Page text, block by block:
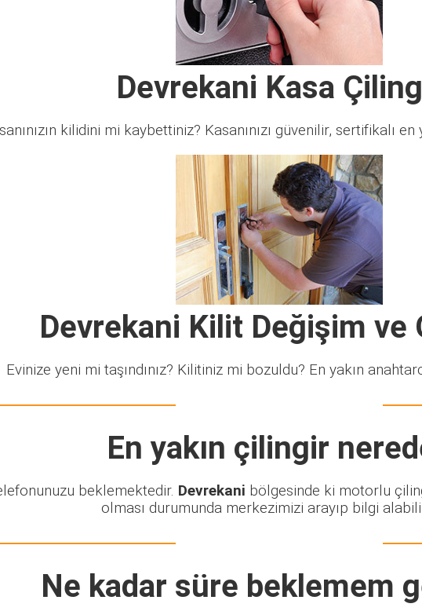
Devrekani Kasa
kilidini mi kaybettiniz? Kasanınızı güvenilir, sertifikalı en
Devrekani Kilit Değişim ve
Evinize yeni mi taşındınız? Kilitiniz mi bozuldu? En yakın
En yakın çilingir
beklemektedir. Devrekani bölgesinde ki motorlu
olması durumunda merkezimizi arayıp bilgi
Ne kadar süre beklemem